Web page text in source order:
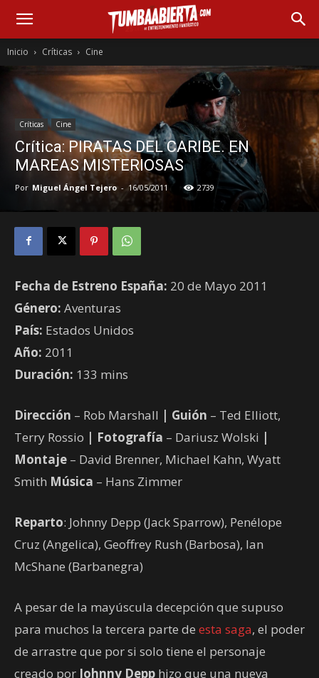
Inicio Críticas Cine
Críticas Cine
Crítica: PIRATAS DEL CARIBE. EN
MAREAS MISTERIOSAS
Por Miguel Ángel Tejero - 16/05/2011 2739
Fecha de Estreno España: 20 de Mayo 2011
Género: Aventuras
País: Estados Unidos
Año: 2011
Duración: 133 mins
Dirección – Rob Marshall | Guión – Ted Elliott,
Terry Rossio | Fotografía – Dariusz Wolski |
Montaje – David Brenner, Michael Kahn, Wyatt
Smith Música – Hans Zimmer
Reparto: Johnny Depp (Jack Sparrow), Penélope
Cruz (Angelica), Geoffrey Rush (Barbosa), Ian
McShane (Barbanegra)
A pesar de la mayúscula decepción que supuso
para muchos la tercera parte de esta saga, el poder
de arrastre que por si solo tiene el personaje
creado por Johnny Depp hizo que una nueva